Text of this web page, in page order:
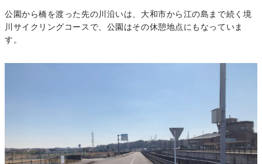
公園から橋を渡った先の川沿いは、大和市から江の島まで続く境
川サイクリングコースで、公園はその休憩地点にもなっていま
す。